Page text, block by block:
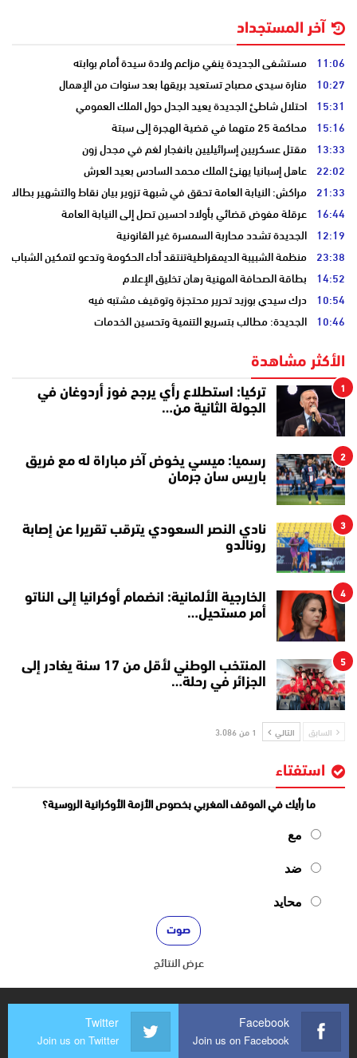
آخر المستجداد
11:06 مستشفى الجديدة ينفي مزاعم ولادة سيدة أمام بوابته
10:27 منارة سيدي مصباح تستعيد بريقها بعد سنوات من الإهمال
15:31 احتلال شاطئ الجديدة يعيد الجدل حول الملك العمومي
15:16 محاكمة 25 متهما في قضية الهجرة إلى سبتة
13:33 مقتل عسكريين إسرائيليين بانفجار لغم في مجدل زون
22:02 عاهل إسبانيا يهنئ الملك محمد السادس بعيد العرش
21:33 مراكش: النيابة العامة تحقق في شبهة تزوير بيان نقاط والتشهير بطالب
16:44 عرقلة مفوض قضائي بأولاد احسين تصل إلى النيابة العامة
12:19 الجديدة تشدد محاربة السمسرة غير القانونية
23:38 منظمة الشبيبة الديمقراطيةتنتقد أداء الحكومة وتدعو لتمكين الشباب
14:52 بطاقة الصحافة المهنية رهان تخليق الإعلام
10:54 درك سيدي بوزيد تحرير محتجزة وتوقيف مشتبه فيه
10:46 الجديدة: مطالب بتسريع التنمية وتحسين الخدمات
الأكثر مشاهدة
1
تركيا: استطلاع رأي يرجح فوز أردوغان في
الجولة الثانية من…
2
رسميا: ميسي يخوض آخر مباراة له مع فريق
باريس سان جرمان
3
نادي النصر السعودي يترقب تقريرا عن إصابة
رونالدو
4
الخارجية الألمانية: انضمام أوكرانيا إلى الناتو
أمر مستحيل…
5
المنتخب الوطني لأقل من 17 سنة يغادر إلى
الجزائر في رحلة…
السابق التالي 1 من 3٬086
استفتاء
ما رأيك في الموقف المغربي بخصوص الأزمة الأوكرانية الروسية؟
مع
ضد
محايد
عرض النتائج
Facebook
Join us on Facebook
Twitter
Join us on Twitter